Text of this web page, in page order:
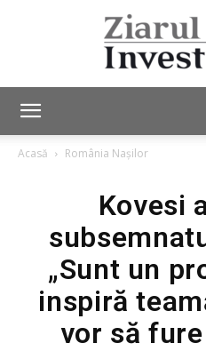
Acasă România Nașilor
Kovesi
„Sunt un
inspiră
vor să fure